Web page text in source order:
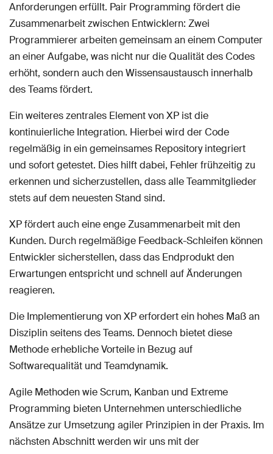
Anforderungen erfüllt. Pair Programming fördert die
Zusammenarbeit zwischen Entwicklern: Zwei
Programmierer arbeiten gemeinsam an einem Computer
an einer Aufgabe, was nicht nur die Qualität des Codes
erhöht, sondern auch den Wissensaustausch innerhalb
des Teams fördert.
Ein weiteres zentrales Element von XP ist die
kontinuierliche Integration. Hierbei wird der Code
regelmäßig in ein gemeinsames Repository integriert
und sofort getestet. Dies hilft dabei, Fehler frühzeitig zu
erkennen und sicherzustellen, dass alle Teammitglieder
stets auf dem neuesten Stand sind.
XP fördert auch eine enge Zusammenarbeit mit den
Kunden. Durch regelmäßige Feedback-Schleifen können
Entwickler sicherstellen, dass das Endprodukt den
Erwartungen entspricht und schnell auf Änderungen
reagieren.
Die Implementierung von XP erfordert ein hohes Maß an
Disziplin seitens des Teams. Dennoch bietet diese
Methode erhebliche Vorteile in Bezug auf
Softwarequalität und Teamdynamik.
Agile Methoden wie Scrum, Kanban und Extreme
Programming bieten Unternehmen unterschiedliche
Ansätze zur Umsetzung agiler Prinzipien in der Praxis. Im
nächsten Abschnitt werden wir uns mit der